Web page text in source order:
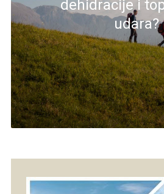
dehidracije i
udara?